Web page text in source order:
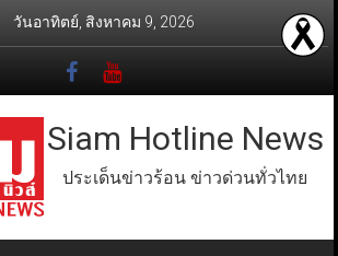
วันอาทิตย์, สิงหาคม 9, 2026
Siam Hotline News
ประเด็นข่าวร้อน ข่าวด่วนทั่วไทย